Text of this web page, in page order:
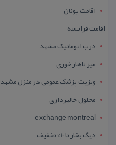
اقامت یونان
اقامت فرانسه
درب اتوماتیک مشهد
میز ناهار خوری
ویزیت پزشک عمومی در منزل مشهد
محلول خالبرداری
exchange montreal
دیگ بخار تا 10% تخفیف